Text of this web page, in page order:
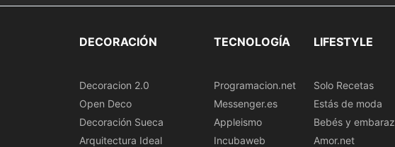
DECORACIÓN
Decoracion 2.0
Open Deco
Decoración Sueca
Arquitectura Ideal
TECNOLOGÍA
Programacion.net
Messenger.es
Appleismo
Incubaweb
LIFESTYLE
Solo Recetas
Estás de moda
Bebés y
Amor.net